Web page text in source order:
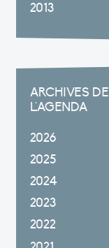
2013
ARCHIVES DE
L'AGENDA
2026
2025
2024
2023
2022